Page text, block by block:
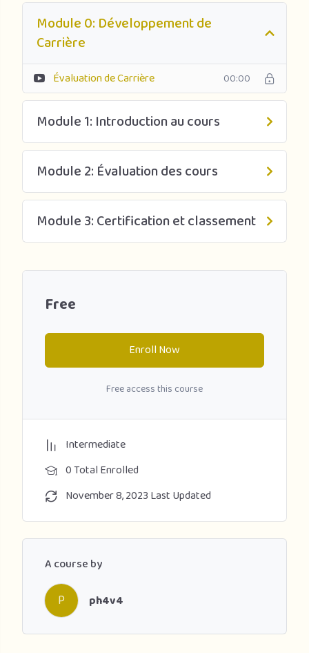
Module 0: Développement de
Carrière
Évaluation de Carrière 00:00
Module 1: Introduction au cours
Module 2: Évaluation des cours
Module 3: Certification et classement
Free
Enroll Now
Free access this course
Intermediate
0 Total Enrolled
November 8, 2023 Last Updated
A course by
P ph4v4